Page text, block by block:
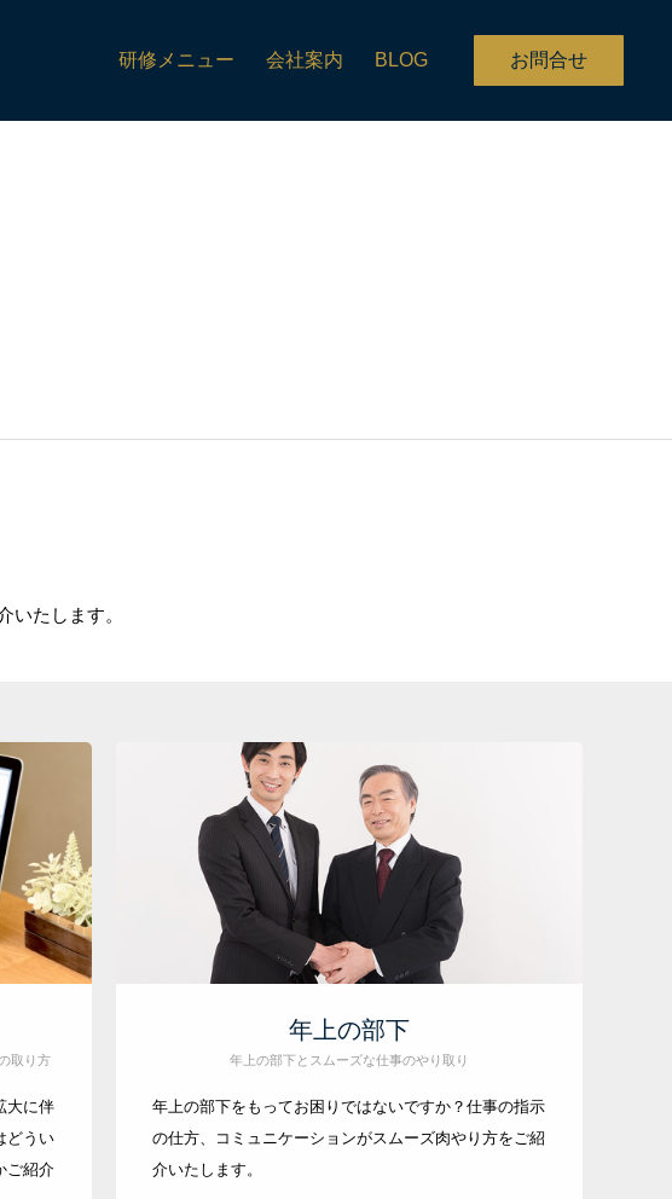
研修メニュー 会社案内 BLOG お問合せ
いたします。
取り方
大に伴
どうい
ご紹介
年上の部下
年上の部下とスムーズな仕事のやり取り
年上の部下をもってお困りではないですか？仕事の指示
の仕方、コミュニケーションがスムーズ肉やり方をご紹
介いたします。